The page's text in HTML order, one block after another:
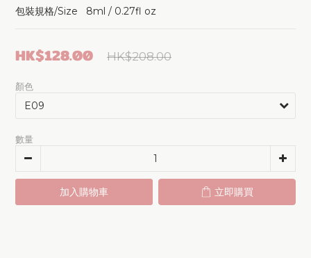
包裝規格/Size   8ml / 0.27fl oz
HK$208.00
HK$128.00
顏色
數量
加入購物車 立即購買